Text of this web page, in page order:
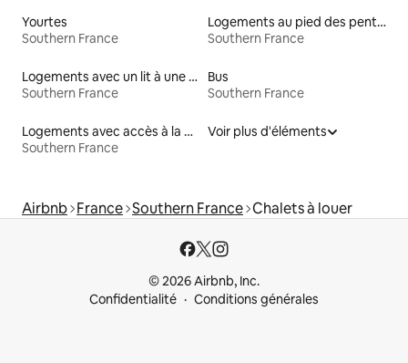
Yourtes
Southern France
Logements au pied des pentes à louer
Southern France
Logements avec un lit à une hauteur accessible
Southern France
Bus
Southern France
Logements avec accès à la plage
Southern France
Voir plus d'éléments
Airbnb France Southern France Chalets à louer
© 2026 Airbnb, Inc.
Confidentialité
Conditions générales